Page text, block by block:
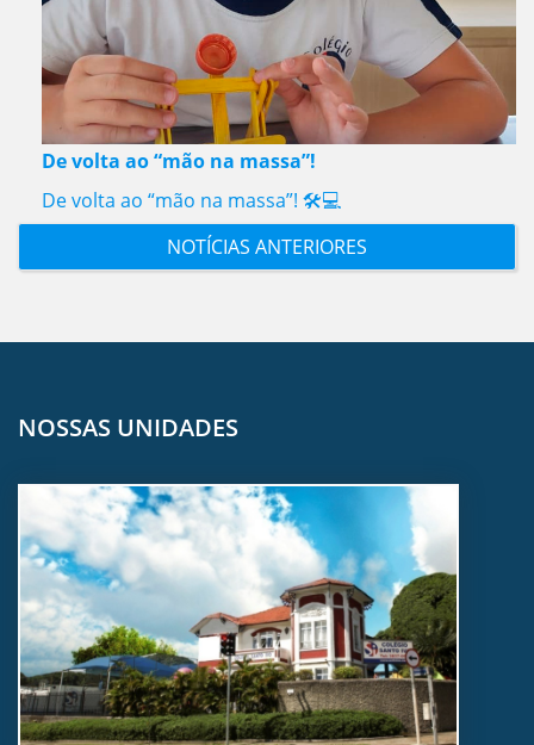
De volta ao “mão na massa”!
De volta ao “mão na massa”! 🛠️💻
NOTÍCIAS ANTERIORES
NOSSAS UNIDADES